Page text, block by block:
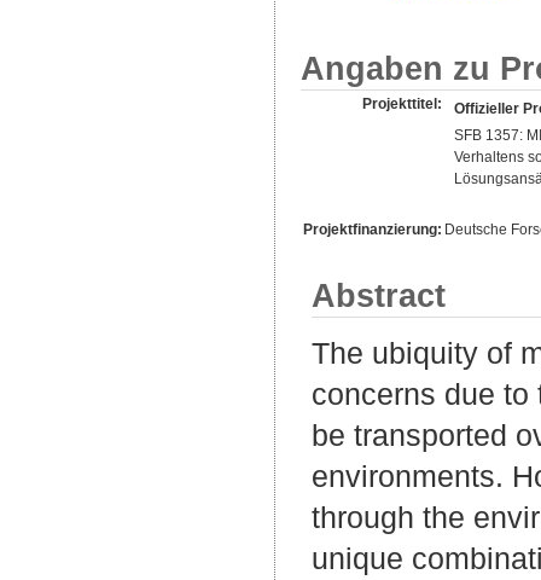
Angaben zu
Projekttitel:
Offizieller
SFB 1357:
Verhaltens
Projektfinanzierung: Deutsche
Abstract
The ubiquity of
concerns due
be transported
environments.
through the
unique